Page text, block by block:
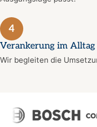
4
Verankerung im Alltag
Wir begleiten die